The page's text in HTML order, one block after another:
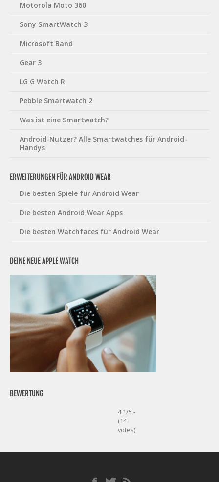
Motorola Moto 360
Sony SmartWatch 3
Microsoft Band
Gear 3
LG G Watch R
Pebble Smartwatch 2
Was ist eine Smartwatch?
Android-Nutzer? Alle Smartwatches für Android-
Handys
ERWEITERUNGEN FÜR ANDROID WEAR
Die besten Spiele für Android Wear
Die besten Android Wear Apps
Die besten Watchfaces für Android Wear
DEINE NEUE APPLE WATCH
BEWERTUNG
4.1/5 -
(14
votes)